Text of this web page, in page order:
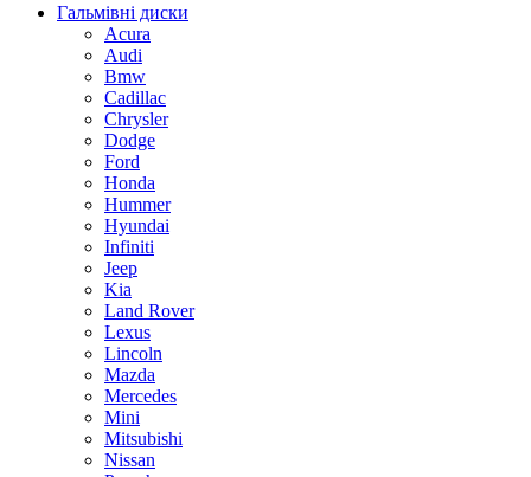
Гальмівні диски
Acura
Audi
Bmw
Cadillac
Chrysler
Dodge
Ford
Honda
Hummer
Hyundai
Infiniti
Jeep
Kia
Land Rover
Lexus
Lincoln
Mazda
Mercedes
Mini
Mitsubishi
Nissan